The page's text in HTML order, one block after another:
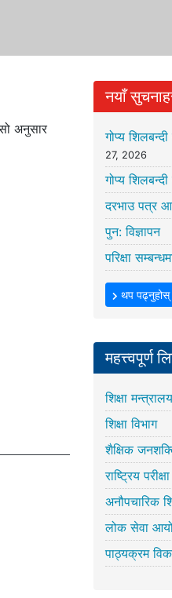
सो अनुसार
नयाँ
गोप्य
27, 2026
गोप्य
दरभाउ पत्र
पुन: विज्ञापन
परिक्षा
थप पढ्नुहोस्
महत्त्वपूर्ण
शिक्षा मन्त्रालय
शिक्षा विभाग
शैक्षिक
राष्ट्रिय
अनौपचारिक
लोक सेवा
पाठ्यक्रम